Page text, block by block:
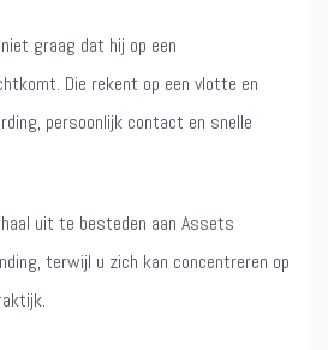
graag dat hij op een
Die rekent op een vlotte en
persoonlijk contact en snelle
uit te besteden aan Assets
terwijl u zich kan concentreren op